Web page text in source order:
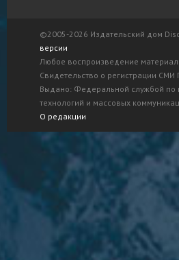
©2005-2026 Издательский дом
версии
Любое воспроизведение
Свидетельство о регистрации
Выдано: Федеральной службой по
технологий и массовых
О редакции